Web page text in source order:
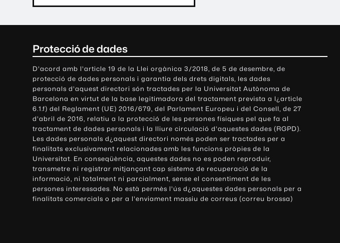
Protecció de dades
D'acord amb l'article 19 de la Llei orgànica 3/2018, de 5 de desembre, de
protecció de dades personals i garantia dels drets digitals, les dades
personals d'aquest directori són tractades per la Universitat Autònoma de
Barcelona en virtut de la base legitimadora del tractament prevista a l¿article
6.1.f) del Reglament (UE) 2016/679, del Parlament Europeu i del Consell, de 27
d'abril de 2016, relatiu a la protecció de les persones físiques pel que fa al
tractament de dades personals i la lliure circulació d'aquestes dades (RGPD).
Les dades personals d¿aquest directori només poden ser tractades per a
finalitats exclusivament relacionades amb les funcions pròpies de la
Universitat. En conseqüència, aquestes dades no es poden reproduir,
transmetre ni registrar mitjançant cap sistema de recuperació de la
informació, ni totalment ni parcialment, sense el consentiment de les
persones interessades. No està permès l'ús d¿aquestes dades personals per a
finalitats comercials o per a l'enviament massiu de correus (correu brossa)